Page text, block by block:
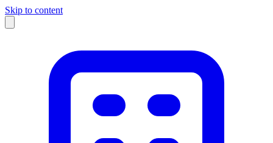
Skip to content